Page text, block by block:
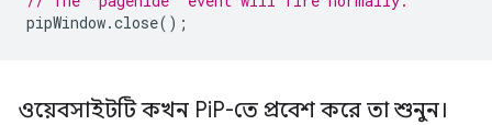
pipWindow.close();
ওয়েবসাইটটি কখন PiP-তে প্রবেশ করে তা শুনুন।